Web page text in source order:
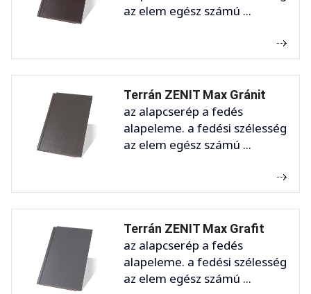
az elem egész számú ...
Terrán ZENIT Max Gránit
az alapcserép a fedés
alapeleme. a fedési szélesség
az elem egész számú ...
Terrán ZENIT Max Grafit
az alapcserép a fedés
alapeleme. a fedési szélesség
az elem egész számú ...